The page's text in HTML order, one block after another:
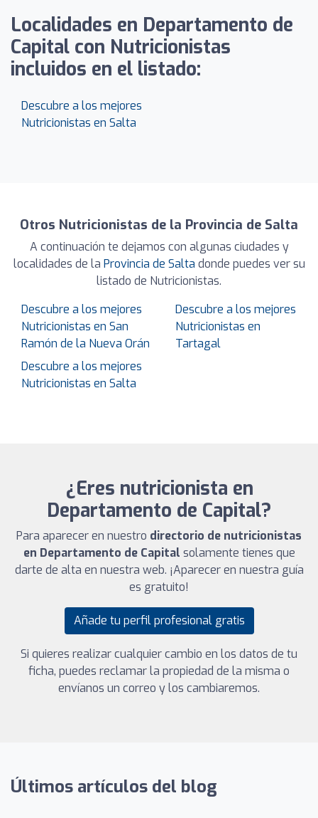
Localidades en Departamento de
Capital con Nutricionistas
incluidos en el listado:
Descubre a los mejores
Nutricionistas en Salta
Otros Nutricionistas de la Provincia de Salta
A continuación te dejamos con algunas ciudades y
localidades de la Provincia de Salta donde puedes ver su
listado de Nutricionistas.
Descubre a los mejores
Nutricionistas en San
Ramón de la Nueva Orán
Descubre a los mejores
Nutricionistas en
Tartagal
Descubre a los mejores
Nutricionistas en Salta
¿Eres nutricionista en
Departamento de Capital?
Para aparecer en nuestro directorio de nutricionistas
en Departamento de Capital solamente tienes que
darte de alta en nuestra web. ¡Aparecer en nuestra guía
es gratuito!
Añade tu perfil profesional gratis
Si quieres realizar cualquier cambio en los datos de tu
ficha, puedes reclamar la propiedad de la misma o
envíanos un correo y los cambiaremos.
Últimos artículos del blog